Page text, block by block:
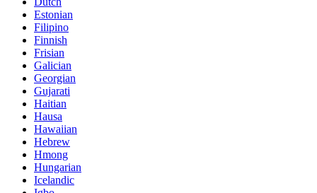
Estonian
Filipino
Finnish
Frisian
Galician
Georgian
Gujarati
Haitian
Hausa
Hawaiian
Hebrew
Hmong
Hungarian
Icelandic